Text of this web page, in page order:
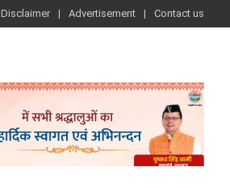
Disclaimer Advertisement Contact us